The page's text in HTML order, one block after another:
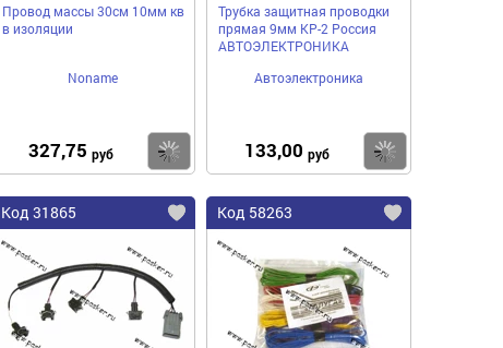
Купить
Провод массы 30cм 10мм кв
в изоляции
Noname
327,75 руб Купить
Трубка защитная проводки
прямая 9мм КР-2 Россия
АВТОЭЛЕКТРОНИКА
Автоэлектроника
133,00 руб
Код 31865 Код 58263